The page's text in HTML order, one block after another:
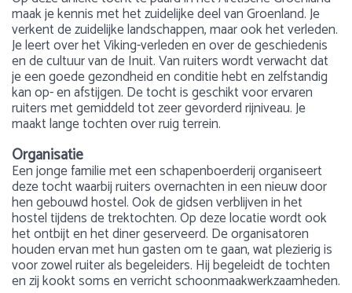
maak je kennis met het zuidelijke deel van Groenland. Je
verkent de zuidelijke landschappen, maar ook het verleden.
Je leert over het Viking-verleden en over de geschiedenis
en de cultuur van de Inuit. Van ruiters wordt verwacht dat
je een goede gezondheid en conditie hebt en zelfstandig
kan op- en afstijgen. De tocht is geschikt voor ervaren
ruiters met gemiddeld tot zeer gevorderd rijniveau. Je
maakt lange tochten over ruig terrein.
Organisatie
Een jonge familie met een schapenboerderij organiseert
deze tocht waarbij ruiters overnachten in een nieuw door
hen gebouwd hostel. Ook de gidsen verblijven in het
hostel tijdens de trektochten. Op deze locatie wordt ook
het ontbijt en het diner geserveerd. De organisatoren
houden ervan met hun gasten om te gaan, wat plezierig is
voor zowel ruiter als begeleiders. Hij begeleidt de tochten
en zij kookt soms en verricht schoonmaakwerkzaamheden.